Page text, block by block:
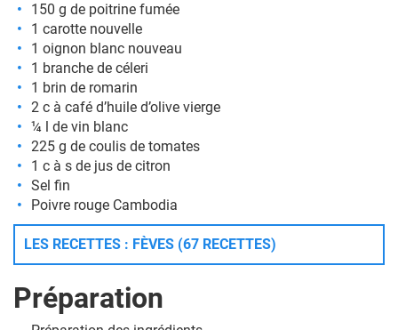
150 g de poitrine fumée
1 carotte nouvelle
1 oignon blanc nouveau
1 branche de céleri
1 brin de romarin
2 c à café d’huile d’olive vierge
¼ l de vin blanc
225 g de coulis de tomates
1 c à s de jus de citron
Sel fin
Poivre rouge Cambodia
LES RECETTES : FÈVES (67 RECETTES)
Préparation